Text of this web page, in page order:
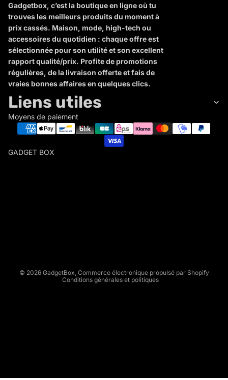
Gadgetbox, c’est la boutique en ligne où tu
trouves les meilleurs produits du moment à
prix cassés. Maison, mode, high-tech ou
accessoires du quotidien : chaque offre est
sélectionnée pour son utilité et son excellent
rapport qualité/prix. Profite de promotions
régulières, de la livraison offerte et fais de
vraies bonnes affaires en quelques clics.
Liens utiles
Moyens de paiement
GADGET BOX
© 2026 GadgetBox Commerce électronique propulsé par Shopify
Conditions générales et politiques